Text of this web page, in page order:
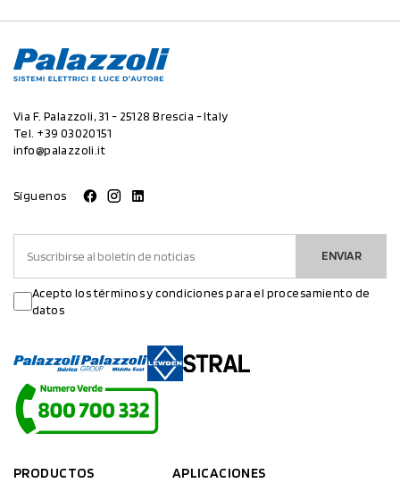
Via F. Palazzoli, 31 - 25128 Brescia - Italy
Tel. +39 03020151
info@palazzoli.it
Síguenos
ENVIAR
Acepto los términos y condiciones para el procesamiento de
datos
PRODUCTOS APLICACIONES